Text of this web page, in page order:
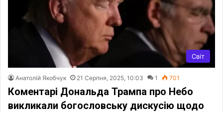
Світ
Анатолій Якобчук 21 Серпня, 2025, 10:03 1 701
Коментарі Дональда Трампа про Небо
викликали богословську дискусію щодо